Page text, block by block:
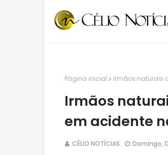
Página inicial Irmãos naturais
Irmãos
em acidente
CÉLIO NOTÍCIAS Domingo,